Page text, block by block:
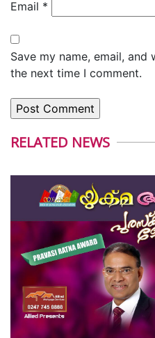
Email *
Save my name, email,
the next time I comment.
RELATED NEWS